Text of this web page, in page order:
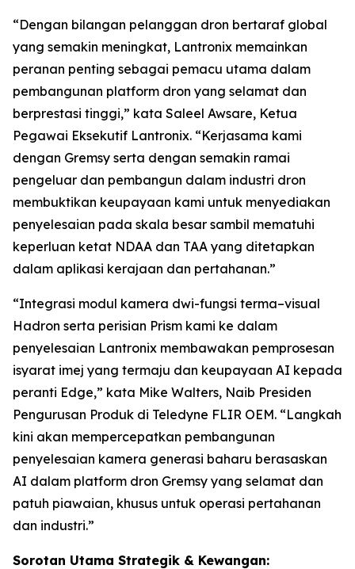
“Dengan bilangan pelanggan dron bertaraf global
yang semakin meningkat, Lantronix memainkan
peranan penting sebagai pemacu utama dalam
pembangunan platform dron yang selamat dan
berprestasi tinggi,” kata Saleel Awsare, Ketua
Pegawai Eksekutif Lantronix. “Kerjasama kami
dengan Gremsy serta dengan semakin ramai
pengeluar dan pembangun dalam industri dron
membuktikan keupayaan kami untuk menyediakan
penyelesaian pada skala besar sambil mematuhi
keperluan ketat NDAA dan TAA yang ditetapkan
dalam aplikasi kerajaan dan pertahanan.”
“Integrasi modul kamera dwi-fungsi terma–visual
Hadron serta perisian Prism kami ke dalam
penyelesaian Lantronix membawakan pemprosesan
isyarat imej yang termaju dan keupayaan AI kepada
peranti Edge,” kata Mike Walters, Naib Presiden
Pengurusan Produk di Teledyne FLIR OEM. “Langkah
kini akan mempercepatkan pembangunan
penyelesaian kamera generasi baharu berasaskan
AI dalam platform dron Gremsy yang selamat dan
patuh piawaian, khusus untuk operasi pertahanan
dan industri.”
Sorotan Utama Strategik & Kewangan: